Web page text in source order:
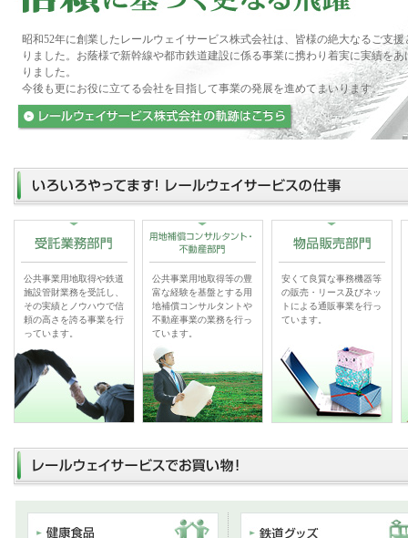
昭和52年に創業したレールウェイサービス株式会社は、皆様の絶大なるご支
りました。お蔭様で新幹線や都市鉄道建設に係る事業に携わり着実に実績を
りました。
今後も更にお役に立てる会社を目指して事業の発展を進めてまいります。
公共事業用地取得や鉄道
施設管財業務を受託し、
その実績とノウハウで信
頼の高さを誇る事業を行
っています。
公共事業用地取得等の豊
富な経験を基盤とする用
地補償コンサルタントや
不動産事業の業務を行っ
ています。
安くて良質な事務機器等
の販売・リース及びネッ
トによる通販事業を行っ
ています。